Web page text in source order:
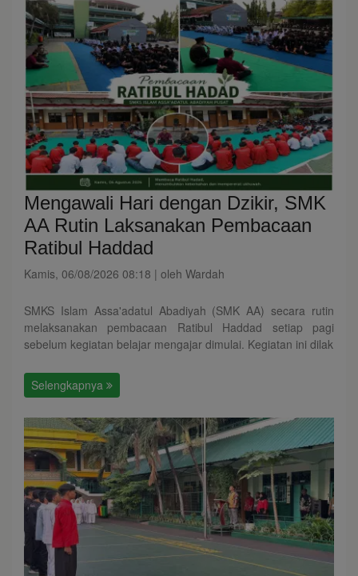
Mengawali Hari dengan Dzikir, SMK
AA Rutin Laksanakan Pembacaan
Ratibul Haddad
Kamis, 06/08/2026 08:18 | oleh Wardah
SMKS Islam Assa'adatul Abadiyah (SMK AA) secara rutin
melaksanakan pembacaan Ratibul Haddad setiap pagi
sebelum kegiatan belajar mengajar dimulai. Kegiatan ini dilak
Selengkapnya